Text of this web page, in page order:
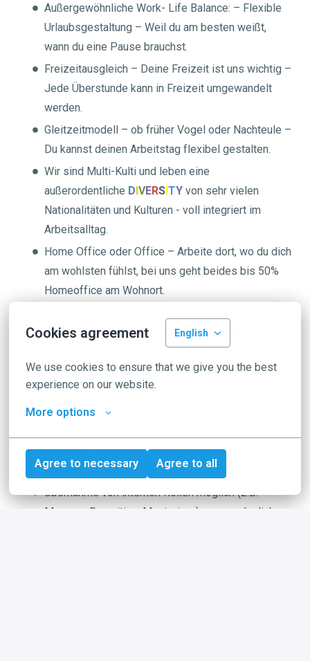
Cookies agreement English
We use cookies to ensure that we give you the best
experience on our website.
More options
Agree to necessary Agree to all
Außergewöhnliche Work- Life Balance: – Flexible
Urlaubsgestaltung – Weil du am besten weißt,
wann du eine Pause brauchst.
Freizeitausgleich – Deine Freizeit ist uns wichtig –
Jede Überstunde kann in Freizeit umgewandelt
werden.
Gleitzeitmodell – ob früher Vogel oder Nachteule –
Du kannst deinen Arbeitstag flexibel gestalten.
Wir sind Multi-Kulti und leben eine
außerordentliche DIVERSITY von sehr vielen
Nationalitäten und Kulturen - voll integriert im
Arbeitsalltag.
Home Office oder Office – Arbeite dort, wo du dich
am wohlsten fühlst, bei uns geht beides bis 50%
Homeoffice am Wohnort.
ersten Monate – weil uns deine persönliche
Betreuung wichtig ist überlegen wir uns schon vor
deinem Start, was du noch lernen solltest um dich
im Rahmen des Technica-Academy Programms gut
einzuarbeiten.
Academy – damit du dich bei uns zielgerichtet
weiterbilden kannst.
Übernahme von internen Rollen möglich (z.B.
Messen, Recruiting, Mentoring..) – wenn du dich